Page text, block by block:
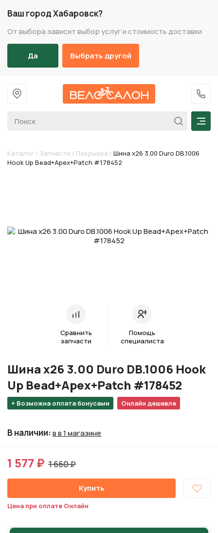
Ваш город Хабаровск?
От выбора зависит выбор услуг и стоимость доставки
Да Выбрать другой
На главную
+7
Каталог / Запчасти / Покрышка / Шина х26 3.00 Duro DB.1006
Hook Up Bead+Apex+Patch #178452
Сравнить
запчасти
Помощь
специалиста
+ Возможна оплата бонусами Онлайн дешевле
Шина х26 3.00 Duro DB.1006 Hook
Up Bead+Apex+Patch #178452
В наличии:в в 1 магазине
1 577 ₽ 1 660 ₽
Купить
Цена при оплате Онлайн